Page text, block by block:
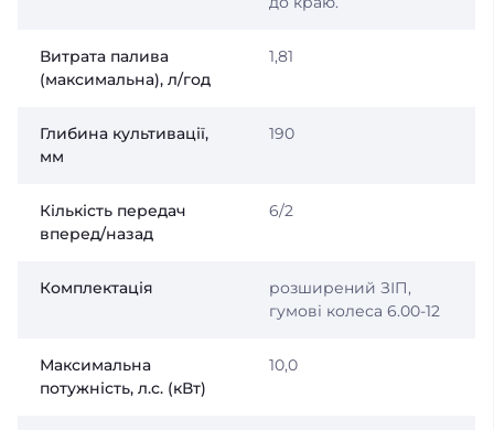
Витрата палива
(максимальна), л/год
1,81
Глибина культивації,
мм
190
Кількість передач
вперед/назад
6/2
Комплектація
розширений ЗІП,
гумові колеса 6.00-12
Максимальна
потужність, л.с. (кВт)
10,0